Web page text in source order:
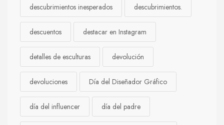
descubrimientos inesperados descubrimientos.
descuentos destacar en Instagram
detalles de esculturas devolución
devoluciones Día del Diseñador Gráfico
día del influencer día del padre